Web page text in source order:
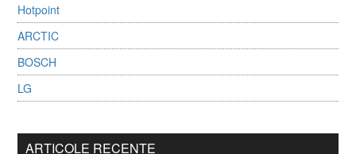
Hotpoint
ARCTIC
BOSCH
LG
ARTICOLE RECENTE